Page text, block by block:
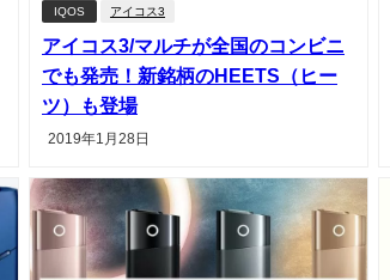
IQOS アイコス3
アイコス3/マルチが全国のコンビニ
でも発売！新銘柄のHEETS（ヒー
ツ）も登場
2019年1月28日